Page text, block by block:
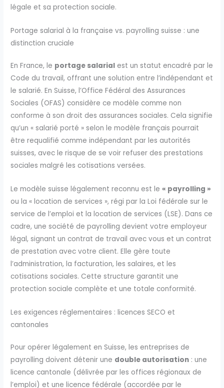
légale et sa protection sociale.
Portage salarial à la française vs. payrolling suisse : une
distinction cruciale
En France, le portage salarial est un statut encadré par le
Code du travail, offrant une solution entre l’indépendant et
le salarié. En Suisse, l’Office Fédéral des Assurances
Sociales (OFAS) considère ce modèle comme non
conforme à son droit des assurances sociales. Cela signifie
qu’un « salarié porté » selon le modèle français pourrait
être requalifié comme indépendant par les autorités
suisses, avec le risque de se voir refuser des prestations
sociales malgré les cotisations versées.
Le modèle suisse légalement reconnu est le« payrolling »
ou la « location de services », régi par la Loi fédérale sur le
service de l’emploi et la location de services (LSE). Dans ce
cadre, une société de payrolling devient votre employeur
légal, signant un contrat de travail avec vous et un contrat
de prestation avec votre client. Elle gère toute
l’administration, la facturation, les salaires, et les
cotisations sociales. Cette structure garantit une
protection sociale complète et une totale conformité.
Les exigences réglementaires : licences SECO et
cantonales
Pour opérer légalement en Suisse, les entreprises de
payrolling doivent détenir une double autorisation : une
licence cantonale (délivrée par les offices régionaux de
l’emploi) et une licence fédérale (accordée par le